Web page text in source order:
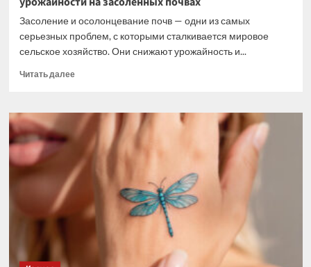
Засоление и осолонцевание почв — одни из самых
серьезных проблем, с которыми сталкивается мировое
сельское хозяйство. Они снижают урожайность и...
Читать далееПрочитать
Выявлены
свойства
пшеницы
повышения
урожайности
засоленных
почвах